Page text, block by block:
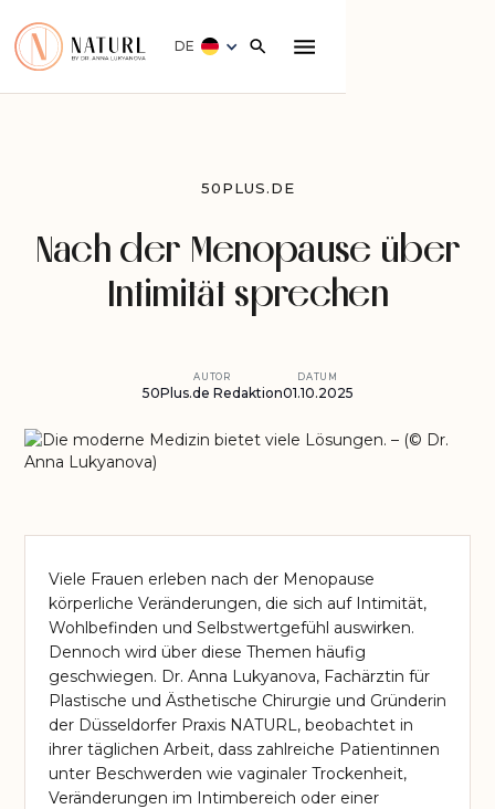
DE
50PLUS.DE
Nach der Menopause über
Intimität sprechen
AUTOR
50Plus.de Redaktion
DATUM
01.10.2025
Viele Frauen erleben nach der Menopause
körperliche Veränderungen, die sich auf Intimität,
Wohlbefinden und Selbstwertgefühl auswirken.
Dennoch wird über diese Themen häufig
geschwiegen. Dr. Anna Lukyanova, Fachärztin für
Plastische und Ästhetische Chirurgie und Gründerin
der Düsseldorfer Praxis NATURL, beobachtet in
ihrer täglichen Arbeit, dass zahlreiche Patientinnen
unter Beschwerden wie vaginaler Trockenheit,
Veränderungen im Intimbereich oder einer